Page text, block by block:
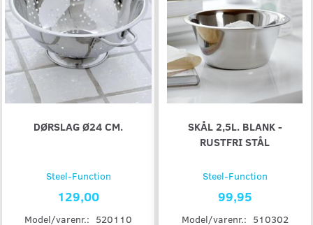
DØRSLAG Ø24 CM.
Steel-Function
129,00
Model/varenr.: 520110
SKÅL 2,5L. BLANK -
RUSTFRI STÅL
Steel-Function
99,95
Model/varenr.: 510302